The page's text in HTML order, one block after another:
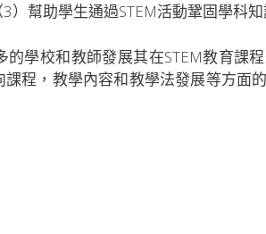
幫助學生通過STEM活動鞏固學科知
學校和教師發展其在STEM教育課
程，教學內容和教學法發展等方面